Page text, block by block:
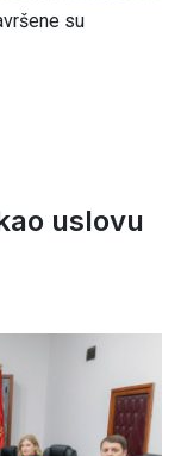
su
uslovu